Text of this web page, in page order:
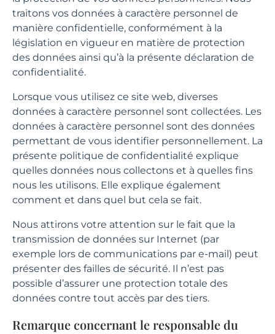
traitons vos données à caractère personnel de
manière confidentielle, conformément à la
législation en vigueur en matière de protection
des données ainsi qu’à la présente déclaration de
confidentialité.
Lorsque vous utilisez ce site web, diverses
données à caractère personnel sont collectées. Les
données à caractère personnel sont des données
permettant de vous identifier personnellement. La
présente politique de confidentialité explique
quelles données nous collectons et à quelles fins
nous les utilisons. Elle explique également
comment et dans quel but cela se fait.
Nous attirons votre attention sur le fait que la
transmission de données sur Internet (par
exemple lors de communications par e-mail) peut
présenter des failles de sécurité. Il n’est pas
possible d’assurer une protection totale des
données contre tout accès par des tiers.
Remarque concernant le responsable du